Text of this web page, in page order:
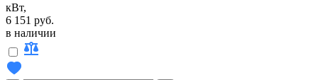
кВт,
6 151 руб.
в наличии